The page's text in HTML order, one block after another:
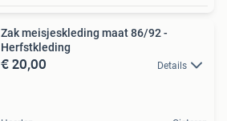
Zak meisjeskleding maat 86/92 -
Herfstkleding
€ 20,00 Details